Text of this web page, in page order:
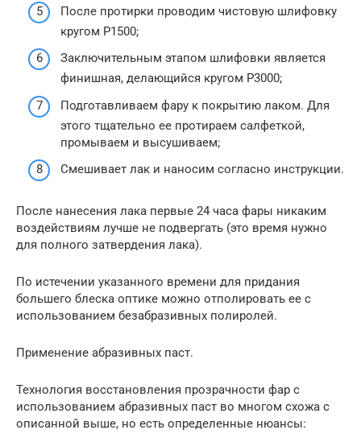
После протирки проводим чистовую шлифовку
кругом Р1500;
Заключительным этапом шлифовки является
финишная, делающийся кругом Р3000;
Подготавливаем фару к покрытию лаком. Для
этого тщательно ее протираем салфеткой,
промываем и высушиваем;
Смешивает лак и наносим согласно инструкции.
После нанесения лака первые 24 часа фары никаким
воздействиям лучше не подвергать (это время нужно
для полного затвердения лака).
По истечении указанного времени для придания
большего блеска оптике можно отполировать ее с
использованием безабразивных полиролей.
Применение абразивных паст.
Технология восстановления прозрачности фар с
использованием абразивных паст во многом схожа с
описанной выше, но есть определенные нюансы: